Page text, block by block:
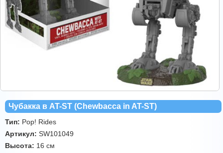
Чубакка в AT-ST (Chewbacca in AT-ST)
Тип: Pop! Rides
Артикул: SW101049
Высота: 16 см